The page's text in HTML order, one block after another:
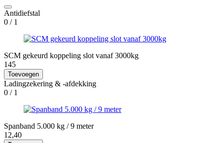
Antidiefstal
0 / 1
SCM gekeurd koppeling slot vanaf 3000kg
145
Toevoegen
Ladingzekering & -afdekking
0 / 1
Spanband 5.000 kg / 9 meter
12,40